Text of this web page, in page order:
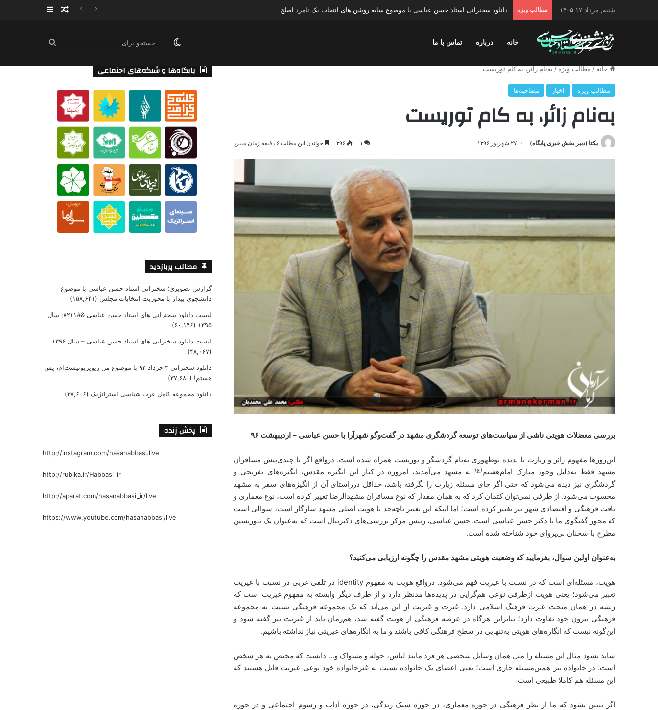
شنبه, مرداد ۱۷ ۱۴۰۵ مطالب ویژه دانلود سخنرانی استاد حسن عباسی با موضوع چهار انتخاب ۱۴۰۰ نوشته تصادفی
سایدبار
خانه درباره تماس با ما تغییر پوسته
جستجو
خانه / مطالب ویژه / به‌نام زائر، به کام توریست
مطالب ویژه اخبار مصاحبه‌ها
به‌نام زائر، به کام توریست
یکتا (دبیر بخش خبری پایگاه) ۲۷ شهریور ۱۳۹۶ ۱ ۳۹۶ خواندن این مطلب ۶ دقیقه زمان میبرد
بررسی معضلات هویتی ناشی از سیاست‌های توسعه گردشگری مشهد در گفت‌وگو شهرآرا با حسن عباسی – اردیبهشت ۹۶
این‌روزها مفهوم زائر و زیارت با پدیده نوظهوری به‌نام گردشگر و توریست همراه شده است. درواقع اگر تا چندی‌پیش مسافران
مشهد فقط به‌دلیل وجود مبارک امام‌هشتم(ع)
به مشهد می‌آمدند، امروزه در کنار این انگیزه مقدس، انگیزه‌های تفریحی و
گردشگری نیز دیده می‌شود که حتی اگر جای مسئله زیارت را نگرفته باشد، حداقل درراستای آن از انگیزه‌های سفر به مشهد
محسوب می‌شود. از طرفی نمی‌توان کتمان کرد که به همان مقدار که نوع مسافران مشهد‌الرضا تغییر کرده است، نوع معماری و
بافت فرهنگی و اقتصادی شهر نیز تغییر کرده است؛ اما اینکه این تغییر تا‌چه‌حد با هویت اصلی مشهد سازگار است، سوالی است
که محور گفتگوی ما با دکتر حسن عباسی است. حسن عباسی، رئیس مرکز بررسی‌های دکترینال است که به‌عنوان یک تئوریسین
مطرح با سخنان بی‌پروای خود شناخته شده است.
به‌عنوان اولین سوال، بفرمایید که وضعیت هویتی مشهد مقدس را چگونه ارزیابی می‌کنید؟
هویت، مسئله‌ای است که در نسبت با غیریت فهم می‌شود. درواقع هویت به مفهوم identity در تلقی غربی در نسبت با غیریت
تعبیر می‌شود؛ یعنی هویت ازطرفی نوعی هم‌گرایی در پدیده‌ها مدنظر دارد و از طرف دیگر وابسته به مفهوم غیریت است که
ریشه در همان مبحث غیرت فرهنگ اسلامی‌ دارد. غیرت و غیریت از این می‌آید که یک مجموعه فرهنگی نسبت به مجموعه
فرهنگی بیرون خود تفاوت دارد؛ بنابراین هرگاه در عرصه فرهنگی از هویت گفته شد، هم‌زمان باید از غیریت نیز گفته شود و
این‌گونه نیست که انگاره‌های هویتی به‌تنهایی در سطح فرهنگی کافی باشند و ما به انگار‌ه‌های غیریتی نیاز نداشته باشیم.
شاید بشود مثال این مسئله را مثل همان وسایل شخصی هر فرد مانند لباس، حوله و مسواک و… دانست که مختص به هر شخص
است. در خانواده نیز همین‌مسئله جاری است؛ یعنی اعضای یک خانواده نسبت به غیرخانواده خود نوعی غیریت قائل هستند که
این مسئله هم کاملا طبیعی است.
اگر تبیین نشود که ما از نظر فرهنگی در حوزه معماری، در حوزه سبک زندگی، در حوزه آداب و رسوم اجتماعی و در حوزه
پایگاه‌ها و شبکه‌های اجتماعی
مطالب پربازدید
گزارش تصویری؛ سخنرانی استاد حسن عباسی با موضوع
دانشجوی بیدار با محوریت انتخابات مجلس (۱۵۸,۶۴۱)
لیست دانلود سخنرانی های استاد حسن عباسی &#۸۲۱۱; سال
۱۳۹۵ (۶۰,۱۴۶)
لیست دانلود سخنرانی های استاد حسن عباسی – سال ۱۳۹۶
(۴۸,۰۶۷)
دانلود سخنرانی ۳ خرداد ۹۴ با موضوع من ریویزیونیست‌ام، پس
هستم! (۳۷,۶۸۰)
دانلود مجموعه کامل غرب شناسی استراتژیک (۲۷,۶۰۶)
پخش زنده
http://instagram.com/hasanabbasi.live
http://rubika.ir/Habbasi_ir
http://aparat.com/hasanabbasi_ir/live
https://www.youtube.com/hasanabbasi/live